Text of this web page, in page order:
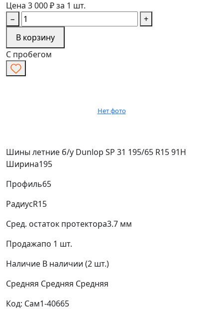
Цена 3 000 ₽ за 1 шт.
−
+
В корзину
С пробегом
Нет фото
Шины летние б/у Dunlop SP 31 195/65 R15 91H
Ширина195
Профиль65
РадиусR15
Сред. остаток протектора3.7 мм
Продажапо 1 шт.
Наличие В наличии (2 шт.)
Средняя Средняя Средняя
Код: Сам1-40665